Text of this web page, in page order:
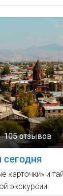
105 отзывов
карточки» и
экскурсии.